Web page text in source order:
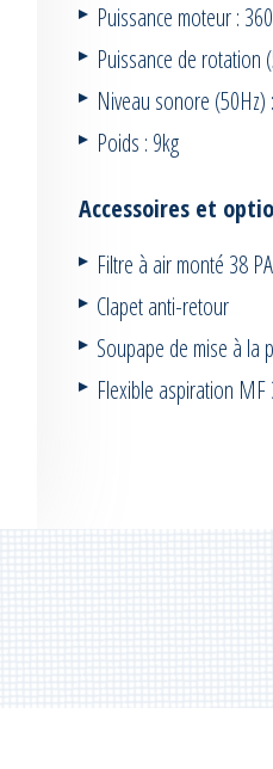
Puissance moteur :
Puissance de rotation
Niveau sonore (50Hz)
Poids : 9kg
Accessoires et
Filtre à air monté 38
Clapet anti-retour
Soupape de mise à la
Flexible aspiration MF